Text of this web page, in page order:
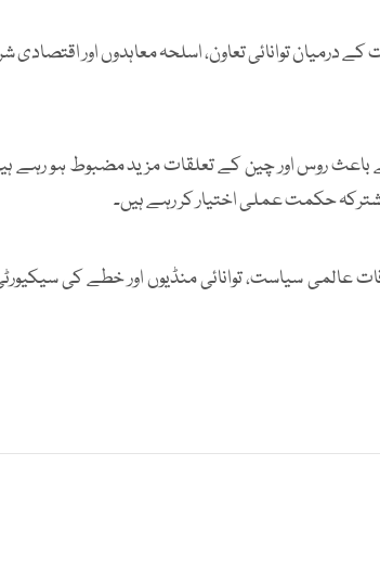
درمیان توانائی تعاون، اسلحہ معاہدوں اور اقتصادی
باعث روس اور چین کے تعلقات مزید مضبوط ہو رہے
حکمت عملی اختیار کر رہے ہیں۔
عالمی سیاست، توانائی منڈیوں اور خطے کی